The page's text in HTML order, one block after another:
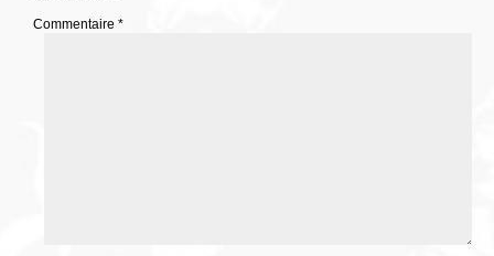
Commentaire *